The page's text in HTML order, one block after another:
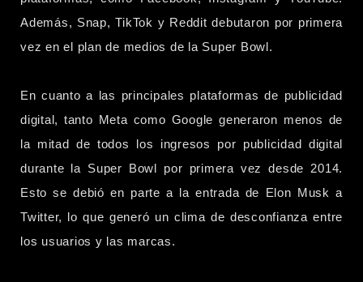
Además, Snap, TikTok y Reddit debutaron por primera
vez en el plan de medios de la Super Bowl.
En cuanto a las principales plataformas de publicidad
digital, tanto Meta como Google generaron menos de
la mitad de todos los ingresos por publicidad digital
durante la Super Bowl por primera vez desde 2014.
Esto se debió en parte a la entrada de Elon Musk a
Twitter, lo que generó un clima de desconfianza entre
los usuarios y las marcas.